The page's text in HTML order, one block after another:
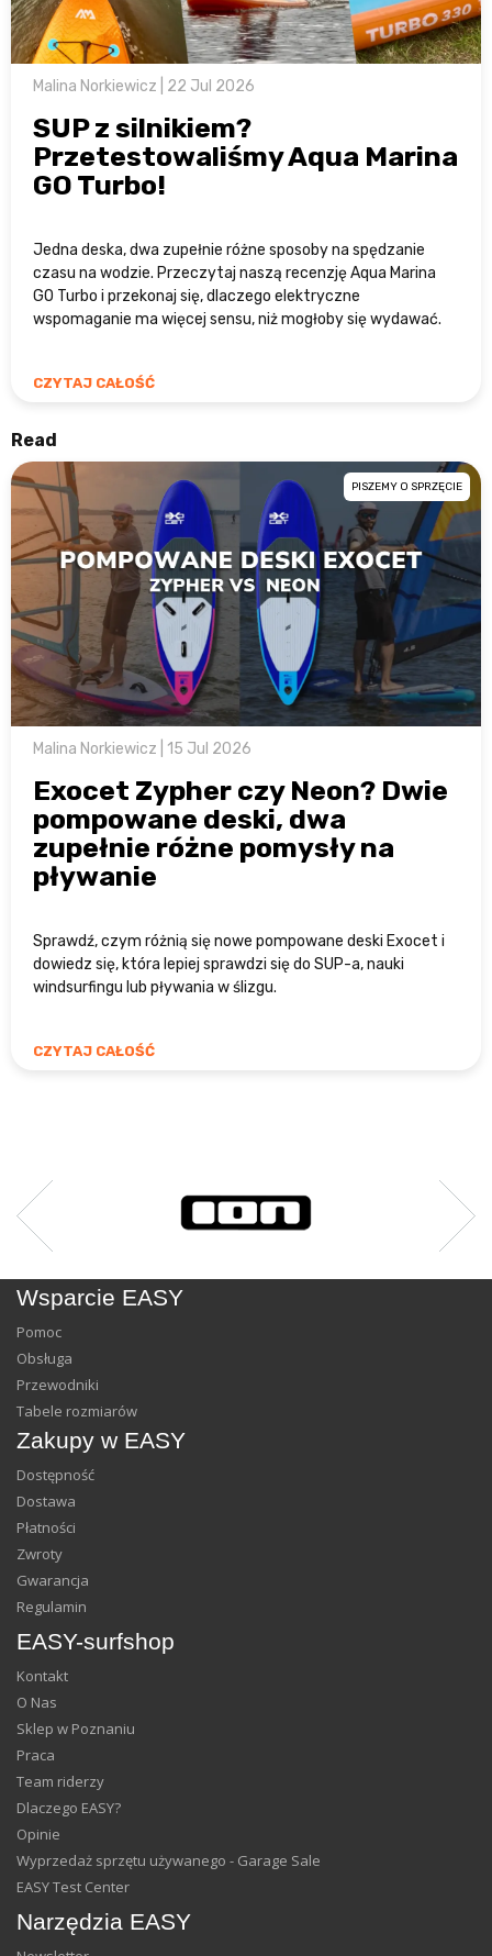
Malina Norkiewicz | 22 Jul 2026
SUP z silnikiem?
Przetestowaliśmy Aqua Marina
GO Turbo!
Jedna deska, dwa zupełnie różne sposoby na spędzanie
czasu na wodzie. Przeczytaj naszą recenzję Aqua Marina
GO Turbo i przekonaj się, dlaczego elektryczne
wspomaganie ma więcej sensu, niż mogłoby się wydawać.
CZYTAJ CAŁOŚĆ
Read
PISZEMY O SPRZĘCIE
Malina Norkiewicz | 15 Jul 2026
Exocet Zypher czy Neon? Dwie
pompowane deski, dwa
zupełnie różne pomysły na
pływanie
Sprawdź, czym różnią się nowe pompowane deski Exocet i
dowiedz się, która lepiej sprawdzi się do SUP-a, nauki
windsurfingu lub pływania w ślizgu.
CZYTAJ CAŁOŚĆ
Wsparcie EASY
Pomoc
Obsługa
Przewodniki
Tabele rozmiarów
Zakupy w EASY
Dostępność
Dostawa
Płatności
Zwroty
Gwarancja
Regulamin
EASY-surfshop
Kontakt
O Nas
Sklep w Poznaniu
Praca
Team riderzy
Dlaczego EASY?
Opinie
Wyprzedaż sprzętu używanego - Garage Sale
EASY Test Center
Narzędzia EASY